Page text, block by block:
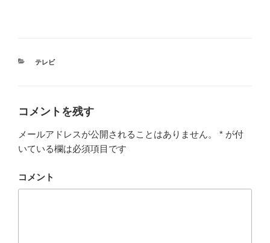
カ
テレビ
コメントを残す
メールアドレスが公開されることはありません。 * が付
いている欄は必須項目です
コメント